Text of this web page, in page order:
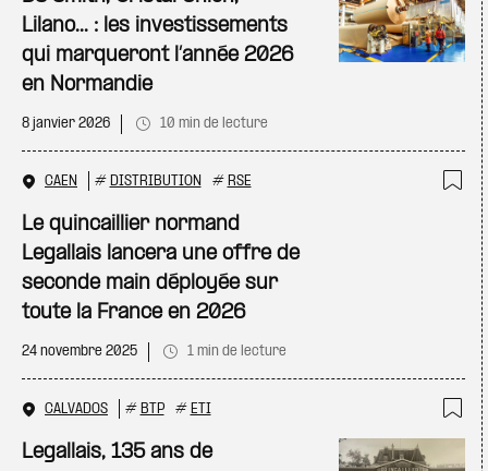
Lilano... : les investissements
qui marqueront l’année 2026
en Normandie
8 janvier 2026 10 min de lecture
CAEN # DISTRIBUTION # RSE
Le quincaillier normand
Legallais lancera une offre de
seconde main déployée sur
toute la France en 2026
24 novembre 2025 1 min de lecture
CALVADOS # BTP # ETI
Legallais, 135 ans de